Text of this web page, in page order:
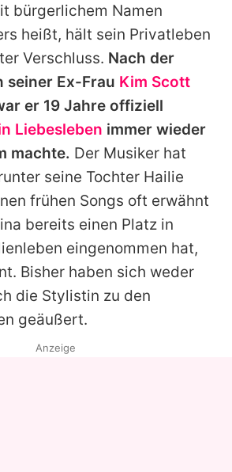
bürgerlichem Namen
heißt, hält sein Privatleben
Verschluss. Nach der
seiner Ex-Frau Kim Scott
er 19 Jahre offiziell
Liebesleben immer wieder
machte. Der Musiker hat
seine Tochter Hailie
frühen Songs oft erwähnt
bereits einen Platz in
eingenommen hat,
Bisher haben sich weder
die Stylistin zu den
geäußert.
Anzeige